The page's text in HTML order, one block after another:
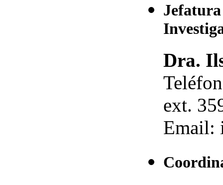
Jefatura
Dra.
ext.
Email: